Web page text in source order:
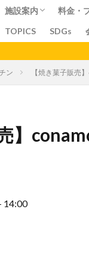
施設案内
コワーキングスペー
シェアオフィス
シェアキッチン
会議室
料金・
TOPICS
SDGs
ン 【焼き菓子販売
】
14:00
カテゴリー